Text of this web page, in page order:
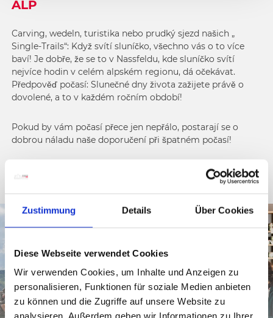
Zustimmung Details Über Cookies
Diese Webseite verwendet Cookies
Wir verwenden Cookies, um Inhalte und Anzeigen zu
personalisieren, Funktionen für soziale Medien anbieten
zu können und die Zugriffe auf unsere Website zu
ALP
Carving, wedeln, turistika nebo prudký sjezd našich „
Single-Trails“: Když svítí sluníčko, všechno vás o to více
baví! Je dobře, že se to v Nassfeldu, kde sluníčko svítí
nejvíce hodin v celém alpském regionu, dá očekávat.
Předpověď počasí: Slunečné dny života zažijete právě o
dovolené, a to v každém ročním období!
Pokud by vám počasí přece jen nepřálo, postarají se o
dobrou náladu naše doporučení při špatném počasí!
ve sportovním regionu
na jihu Alp a začněte se ještě více těšit na dovolenou!